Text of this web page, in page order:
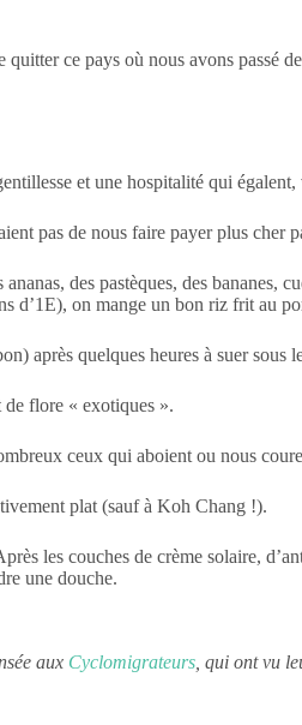
ce pays où nous avons passé
et une hospitalité qui égalent,
pas de nous faire payer plus cher
des pastèques, des
d’1E), on mange un bon riz frit au
après quelques heures à suer
flore « exotiques ».
ceux qui aboient ou nous
plat (sauf à Koh Chang !).
les couches de crème solaire,
une douche.
aux Cyclomigrateurs , qui ont vu